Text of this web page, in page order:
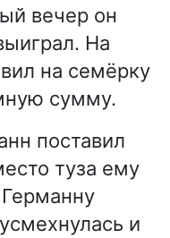
вечер он
На
на семёрку
сумму.
поставил
туза ему
и